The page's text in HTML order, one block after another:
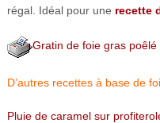
régal. Idéal pour une recette
Gratin de foie gras
D’autres recettes à base de
Pluie de caramel sur